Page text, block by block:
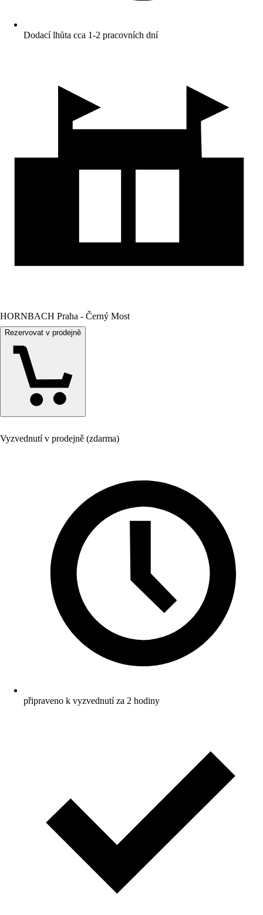
Dodací lhůta cca 1-2 pracovních dní
HORNBACH Praha - Černý Most
Rezervovat v prodejně
Vyzvednutí v prodejně (zdarma)
připraveno k vyzvednutí za 2 hodiny